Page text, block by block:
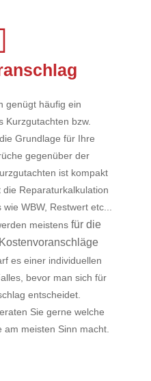
genügt häufig ein
Kurzgutachten bzw.
Grundlage für Ihre
gegenüber der
ist kompakt
Reparaturkalkulation
WBW, Restwert etc...
meistens für die
es einer individuellen
bevor man sich für
entscheidet.
Sie gerne welche
meisten Sinn macht.